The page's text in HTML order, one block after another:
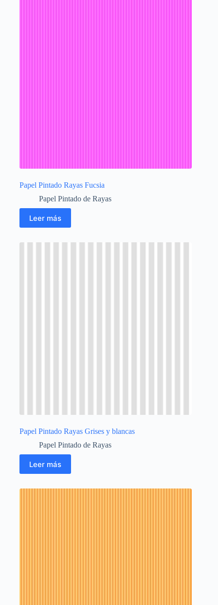
Papel Pintado Rayas Fucsia
Papel Pintado de Rayas
Leer más
Papel Pintado Rayas Grises y blancas
Papel Pintado de Rayas
Leer más